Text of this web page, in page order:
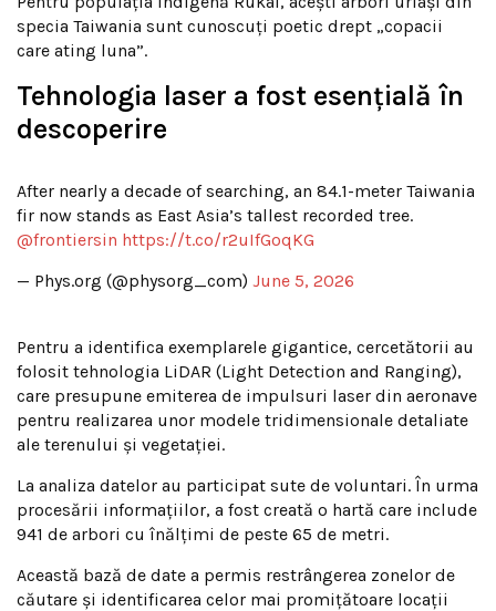
specia Taiwania sunt cunoscuți poetic drept „copacii
care ating luna”.
Tehnologia laser a fost esențială în
descoperire
After nearly a decade of searching, an 84.1-meter Taiwania
fir now stands as East Asia’s tallest recorded tree.
@frontiersin https://t.co/r2uIfGoqKG
— Phys.org (@physorg_com) June 5, 2026
Pentru a identifica exemplarele gigantice, cercetătorii au
folosit tehnologia LiDAR (Light Detection and Ranging),
care presupune emiterea de impulsuri laser din aeronave
pentru realizarea unor modele tridimensionale detaliate
ale terenului și vegetației.
La analiza datelor au participat sute de voluntari. În urma
procesării informațiilor, a fost creată o hartă care include
941 de arbori cu înălțimi de peste 65 de metri.
Această bază de date a permis restrângerea zonelor de
căutare și identificarea celor mai promițătoare locații